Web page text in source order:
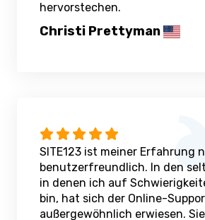
hervorstechen.
Christi Prettyman
SITE123 ist meiner Erfahrung
benutzerfreundlich. In den
in denen ich auf
bin, hat sich der Online-
außergewöhnlich erwiesen.